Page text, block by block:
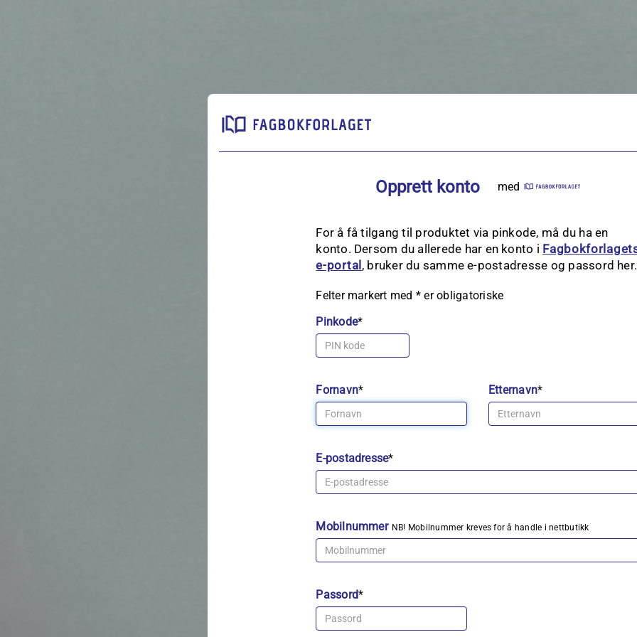
Opprett konto med
For å få tilgang til produktet via pinkode, må du ha en
konto. Dersom du allerede har en konto i
e‑portal, bruker du samme e-postadresse og passord her.
Felter markert med * er obligatoriske
Pinkode*
Fornavn* Etternavn*
E-postadresse*
Mobilnummer NB! Mobilnummer kreves for å handle i nettbutikk
Passord*